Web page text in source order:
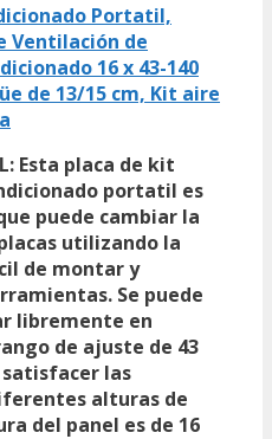
Portatil,
Ventilación de
16 x 43-140
de 13/15 cm, Kit aire
Esta placa de kit
portatil es
puede cambiar la
utilizando la
de montar y
Se puede
libremente en
de ajuste de 43
satisfacer las
alturas de
del panel es de 16